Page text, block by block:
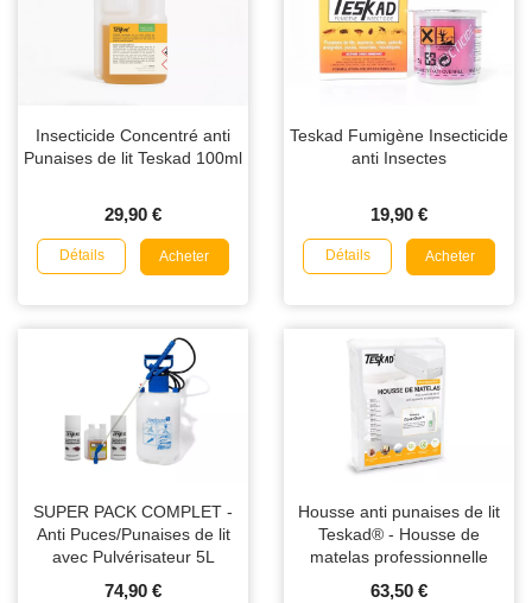
Insecticide Concentré anti
Punaises de lit Teskad 100ml
29,90 €
Détails Acheter
Teskad Fumigène Insecticide
anti Insectes
19,90 €
Détails Acheter
SUPER PACK COMPLET -
Anti Puces/Punaises de lit
avec Pulvérisateur 5L
74,90 €
Housse anti punaises de lit
Teskad® - Housse de
matelas professionnelle
63,50 €